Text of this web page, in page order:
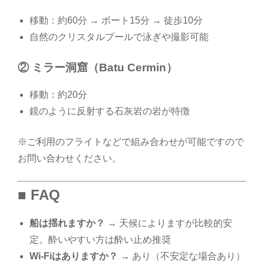
移動：約60分 → ボート15分 → 徒歩10分
自然のクリスタルプールで泳ぎや撮影可能
② ミラー洞窟（Batu Cermin）
移動：約20分
鏡のように反射する石灰岩の岩が特徴
※ご利用のフライトなどで組み合わせが可能ですので
お問い合わせください。
■ FAQ
船は揺れますか？ → 天候によりますが比較的安
定。酔いやすい方は酔い止め推奨
Wi-Fiはありますか？ → あり（不安定な場合あり）